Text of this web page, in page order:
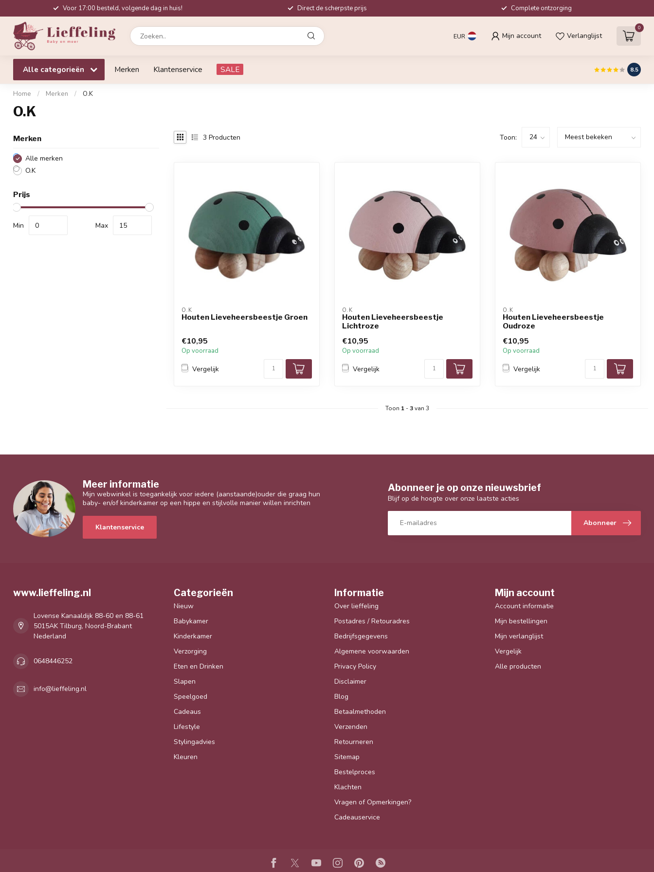
Voor 17:00 besteld, volgende dag in huis! Direct de scherpste prijs Complete ontzorging
EUR Mijn account Verlanglijst
0
Alle categorieën Merken Klantenservice SALE 8.5
Home / Merken / O.K
O.K
Merken
Alle merken
O.K
Prijs
Min Max
3 Producten Toon:
O.K
Houten Lieveheersbeestje Groen
€10,95
Op voorraad
Vergelijk
O.K
Houten Lieveheersbeestje
Lichtroze
€10,95
Op voorraad
Vergelijk
O.K
Houten Lieveheersbeestje
Oudroze
€10,95
Op voorraad
Vergelijk
Toon 1 -3van 3
Meer informatie
Mijn webwinkel is toegankelijk voor iedere (aanstaande)ouder die graag hun
baby- en/of kinderkamer op een hippe en stijlvolle manier willen inrichten
Klantenservice
Abonneer je op onze nieuwsbrief
Blijf op de hoogte over onze laatste acties
Abonneer
www.lieffeling.nl
Lovense Kanaaldijk 88-60 en 88-61
5015AK Tilburg, Noord-Brabant
Nederland
0648446252
info@lieffeling.nl
Categorieën
Nieuw
Babykamer
Kinderkamer
Verzorging
Eten en Drinken
Slapen
Speelgoed
Cadeaus
Lifestyle
Stylingadvies
Kleuren
Informatie
Over lieffeling
Postadres / Retouradres
Bedrijfsgegevens
Algemene voorwaarden
Privacy Policy
Disclaimer
Blog
Betaalmethoden
Verzenden
Retourneren
Sitemap
Bestelproces
Klachten
Vragen of Opmerkingen?
Cadeauservice
Mijn account
Account informatie
Mijn bestellingen
Mijn verlanglijst
Vergelijk
Alle producten